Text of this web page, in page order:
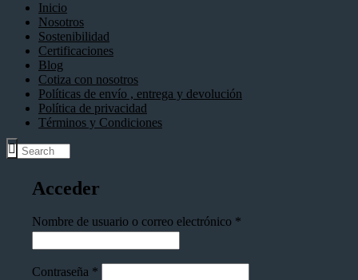
Inicio
Nosotros
Sostenibilidad
Certificaciones
Blog
Cotiza con nosotros
Políticas de envío , entrega y devolución
Política de privacidad
Términos y Condiciones
Acceder
Nombre de usuario o correo electrónico *
Contraseña *